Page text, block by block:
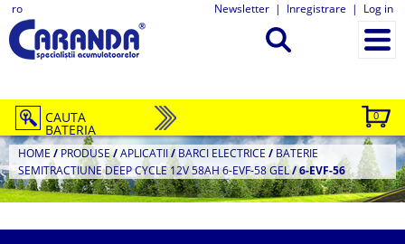
ro Newsletter | Inregistrare | Log in
0
CAUTA
BATERIA
HOME / PRODUSE/APLICATII/BARCI ELECTRICE / BATERIE
SEMITRACTIUNE DEEP CYCLE 12V 58AH 6-EVF-58 GEL/6-EVF-56